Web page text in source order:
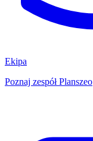
Ekipa
Poznaj zespół Planszeo